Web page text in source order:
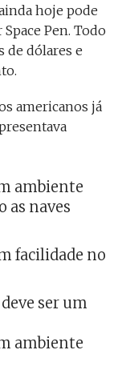
hoje pode
Pen. Todo
de dólares e
americanos já
ambiente
as naves
facilidade no
ser um
ambiente